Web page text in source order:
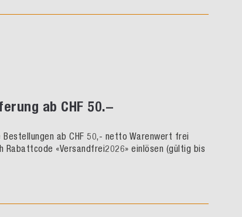
ab CHF 50.–
ab CHF 50,- netto Warenwert frei
Rabattcode «Versandfrei2026» einlösen (gültig bis